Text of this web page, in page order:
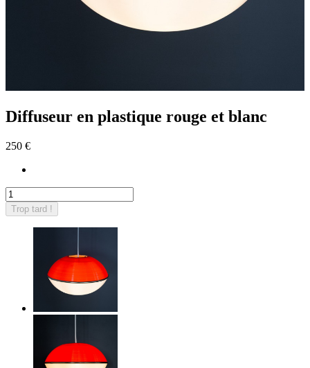
Diffuseur en plastique rouge et blanc
250 €
Trop tard !